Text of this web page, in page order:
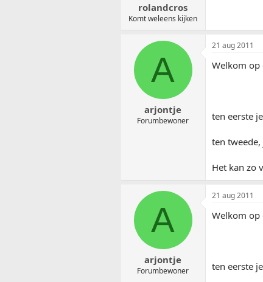
t
e
u
m
rolandcros
Komt weleens kijken
A
arjontje
Forumbewoner
21 aug 2011
Welkom
ten eerste
ten
Het kan zo
A
arjontje
Forumbewoner
21 aug 2011
Welkom
ten eerste